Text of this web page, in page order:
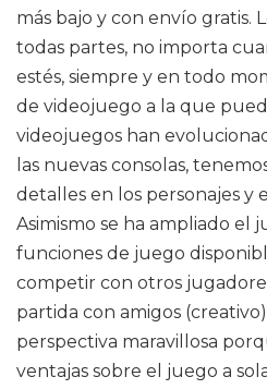
más bajo y con envío gratis.
todas partes, no importa
estés, siempre y en todo
de videojuego a la que
videojuegos han
las nuevas consolas,
detalles en los personajes y
Asimismo se ha ampliado el
funciones de juego
competir con otros
partida con amigos
perspectiva maravillosa
ventajas sobre el juego a